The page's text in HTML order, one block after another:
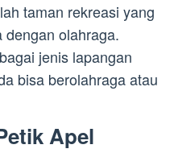
taman rekreasi yang
olahraga.
jenis lapangan
bisa berolahraga atau
Apel